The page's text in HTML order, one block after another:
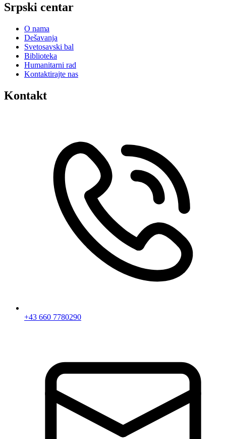
Srpski centar
O nama
Dešavanja
Svetosavski bal
Biblioteka
Humanitarni rad
Kontaktirajte nas
Kontakt
+43 660 7780290